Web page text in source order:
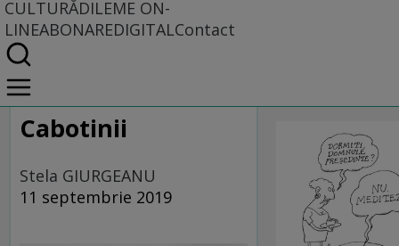
CULTURĂDILEME ON-
LINEABONAREDIGITALContact
Home
DILEMABLOG
DilemaBlog
Cabotinii
Stela GIURGEANU
11 septembrie 2019